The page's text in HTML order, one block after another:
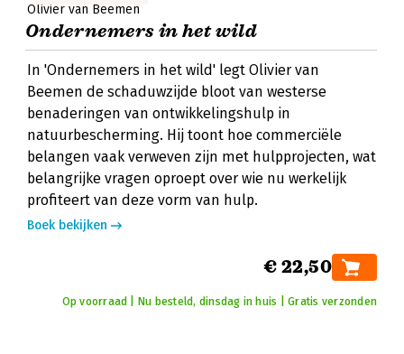
Olivier van Beemen
Ondernemers in het wild
In 'Ondernemers in het wild' legt Olivier van
Beemen de schaduwzijde bloot van westerse
benaderingen van ontwikkelingshulp in
natuurbescherming. Hij toont hoe commerciële
belangen vaak verweven zijn met hulpprojecten, wat
belangrijke vragen oproept over wie nu werkelijk
profiteert van deze vorm van hulp.
Boek bekijken
€ 22,50
Op voorraad | Nu besteld, dinsdag in huis | Gratis verzonden